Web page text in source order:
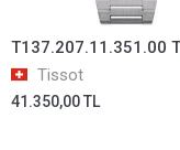
Tissot
41.350,00 TL